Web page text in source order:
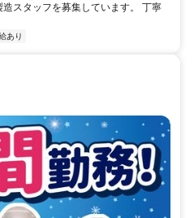
スタッフを募集しています。 丁寧
あり